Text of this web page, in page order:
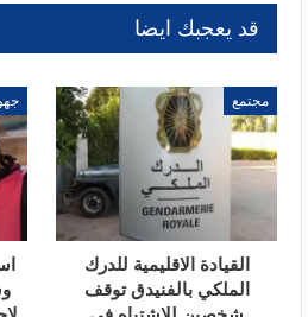
قد يعجبك ايضا
مجتمع
القيادة الاقليمية للدرك
الملكي بالفنيدق توقف